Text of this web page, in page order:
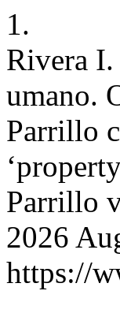
1.
Rivera I.
umano.
Parrillo
Parrillo
2026
https://